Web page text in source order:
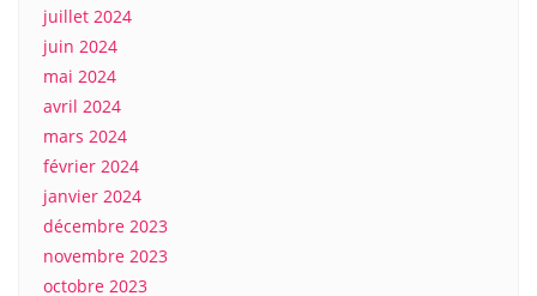
juillet 2024
juin 2024
mai 2024
avril 2024
mars 2024
février 2024
janvier 2024
décembre 2023
novembre 2023
octobre 2023